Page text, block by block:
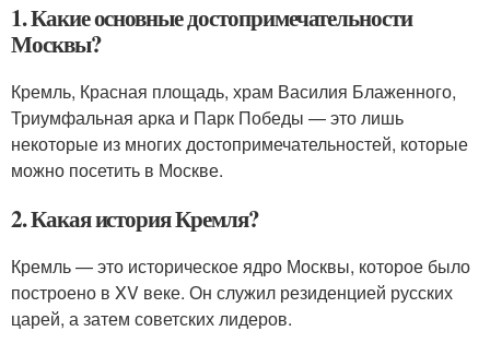
1. Какие основные достопримечательности
Москвы?
Кремль, Красная площадь, храм Василия Блаженного,
Триумфальная арка и Парк Победы — это лишь
некоторые из многих достопримечательностей, которые
можно посетить в Москве.
2. Какая история Кремля?
Кремль — это историческое ядро Москвы, которое было
построено в XV веке. Он служил резиденцией русских
царей, а затем советских лидеров.